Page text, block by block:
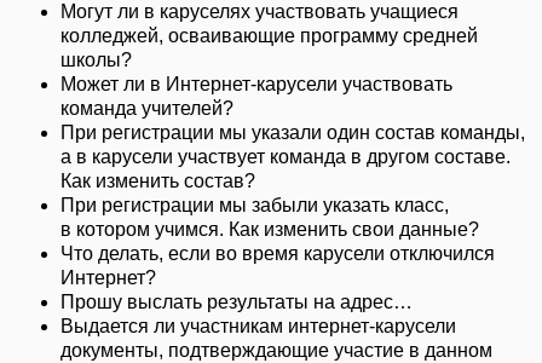
Могут ли в каруселях участвовать учащиеся
колледжей, осваивающие программу средней
школы?
Может ли в Интернет-карусели участвовать
команда учителей?
При регистрации мы указали один состав команды,
а в карусели участвует команда в другом составе.
Как изменить состав?
При регистрации мы забыли указать класс,
в котором учимся. Как изменить свои данные?
Что делать, если во время карусели отключился
Интернет?
Прошу выслать результаты на адрес…
Выдается ли участникам интернет-карусели
документы, подтверждающие участие в данном